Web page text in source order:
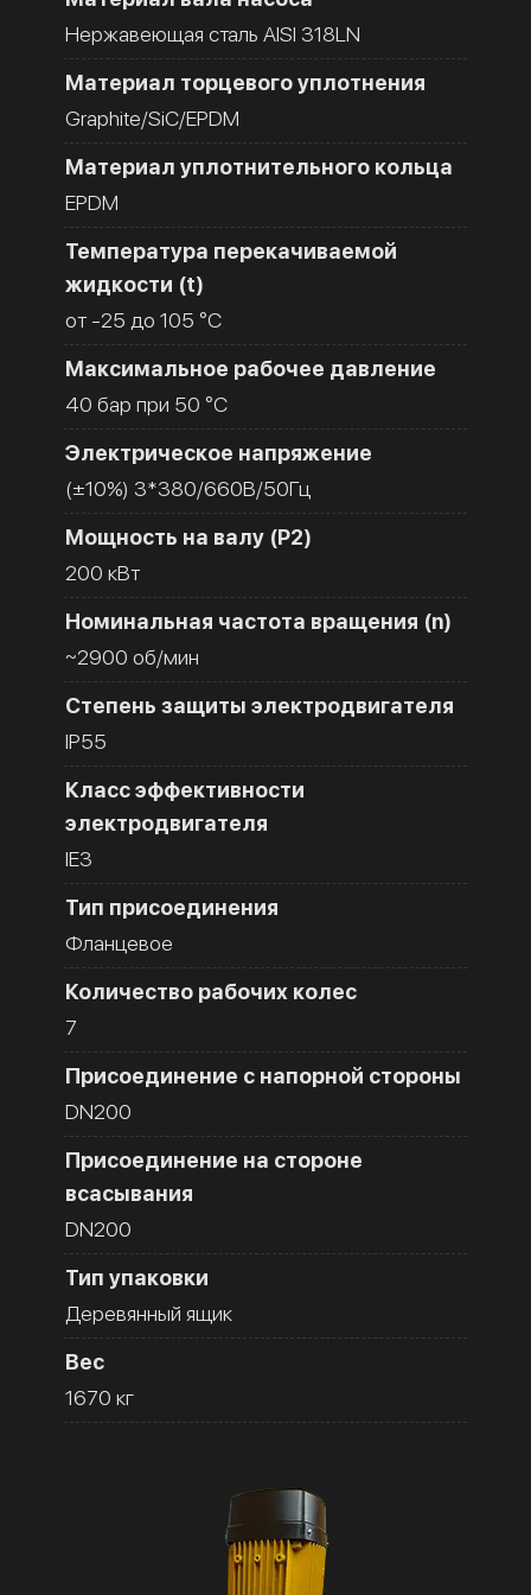
Нержавеющая сталь AISI 318LN
Материал торцевого уплотнения
Graphite/SiC/EPDM
Материал уплотнительного кольца
EPDM
Температура перекачиваемой
жидкости (t)
от -25 до 105 °C
Максимальное рабочее давление
40 бар при 50 °C
Электрическое напряжение
(±10%) 3*380/660В/50Гц
Мощность на валу (Р2)
200 кВт
Номинальная частота вращения (n)
~2900 об/мин
Степень защиты электродвигателя
IP55
Класс эффективности
электродвигателя
IE3
Тип присоединения
Фланцевое
Количество рабочих колес
7
Присоединение с напорной стороны
DN200
Присоединение на стороне
всасывания
DN200
Тип упаковки
Деревянный ящик
Вес
1670 кг